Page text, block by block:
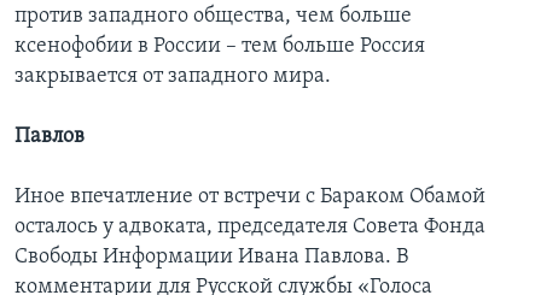
против западного общества, чем больше
ксенофобии в России – тем больше Россия
закрывается от западного мира.
Павлов
Иное впечатление от встречи с Бараком Обамой
осталось у адвоката, председателя Совета Фонда
Свободы Информации Ивана Павлова. В
комментарии для Русской службы «Голоса